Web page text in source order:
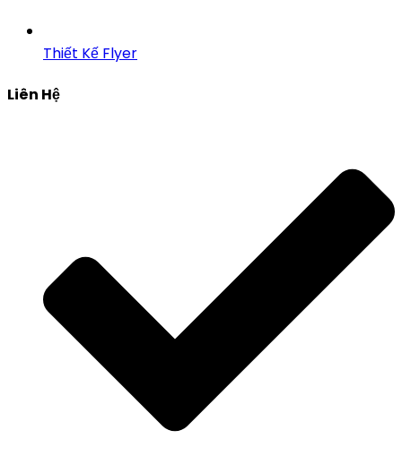
Thiết Kế Flyer
Liên Hệ